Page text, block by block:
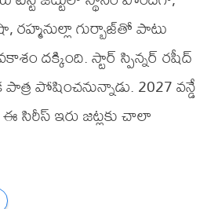
రహ్మనుల్లా గుర్బాజ్‌తో పాటు
దక్కింది. స్టార్ స్పిన్నర్ రషీద్
పోషించనున్నాడు. 2027 వన్డే
సిరీస్ ఇరు జట్లకు చాలా